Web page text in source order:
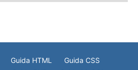
Guida HTML
Guida CSS